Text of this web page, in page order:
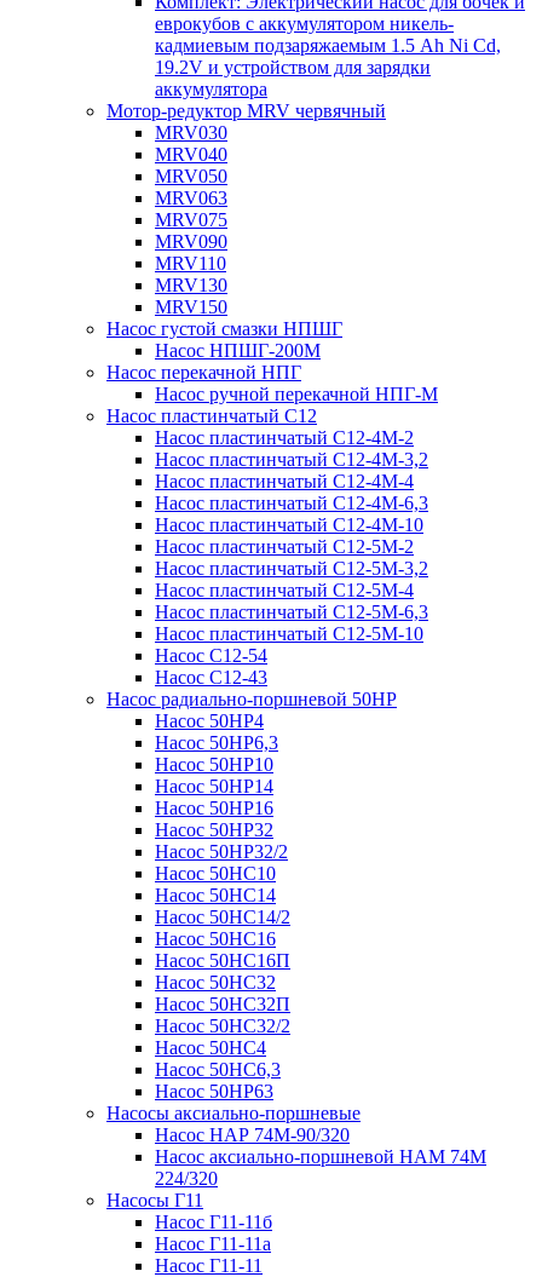
еврокубов с аккумулятором никель-
кадмиевым подзаряжаемым 1.5 Ah Ni Cd,
19.2V и устройством для зарядки
аккумулятора
Мотор-редуктор MRV червячный
MRV030
MRV040
MRV050
MRV063
MRV075
MRV090
MRV110
MRV130
MRV150
Насос густой смазки НПШГ
Насос НПШГ-200М
Насос перекачной НПГ
Насос ручной перекачной НПГ-М
Насос пластинчатый С12
Насос пластинчатый С12-4М-2
Насос пластинчатый С12-4М-3,2
Насос пластинчатый С12-4М-4
Насос пластинчатый С12-4М-6,3
Насос пластинчатый С12-4М-10
Насос пластинчатый С12-5М-2
Насос пластинчатый С12-5М-3,2
Насос пластинчатый С12-5М-4
Насос пластинчатый С12-5М-6,3
Насос пластинчатый С12-5М-10
Насос С12-54
Насос С12-43
Насос радиально-поршневой 50НР
Насос 50НР4
Насос 50НР6,3
Насос 50НР10
Насос 50НР14
Насос 50НР16
Насос 50НР32
Насос 50НР32/2
Насос 50НС10
Насос 50НС14
Насос 50НС14/2
Насос 50НС16
Насос 50НС16П
Насос 50НС32
Насос 50НС32П
Насос 50НС32/2
Насос 50НС4
Насос 50НС6,3
Насос 50НР63
Насосы аксиально-поршневые
Насос НАР 74M-90/320
Насос аксиально-поршневой НАМ 74М
224/320
Насосы Г11
Насос Г11-11б
Насос Г11-11а
Насос Г11-11